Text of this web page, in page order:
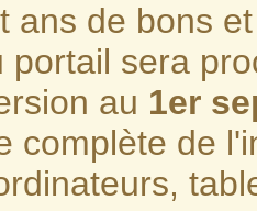
ans de bons
portail sera
au 1er
complète de